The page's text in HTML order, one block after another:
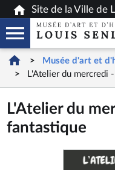
Site de la Ville de
Musée d'art et
L'Atelier du mercredi
L'Atelier du
fantastique